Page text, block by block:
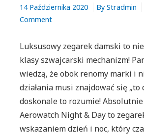
14 Października 2020 By Stradmin
Commenton
zegarek
damski
Aerowatch
&
Day.
Luksusowy zegarek damski to
klasy szwajcarski mechanizm!
wiedzą, że obok renomy marki i
działania musi znajdować się „to
doskonale to rozumie!
Aerowatch Night & Day to
wskazaniem dzień i noc, który